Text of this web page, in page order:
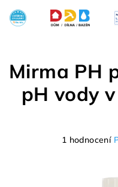
obsah
Mirma PH
pH vody
Průměrné
1 hodnocení